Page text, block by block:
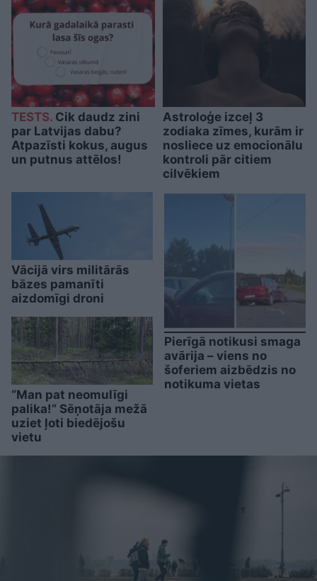
TESTS. Cik daudz zini
par Latvijas dabu?
Atpazīsti kokus, augus
un putnus attēlos!
Astroloģe izceļ 3
zodiaka zīmes, kurām ir
nosliece uz emocionālu
kontroli pār citiem
cilvēkiem
Vācijā virs militārās
bāzes pamanīti
aizdomīgi droni
“Man pat neomulīgi
palika!” Sēņotāja mežā
uziet ļoti biedējošu
vietu
Pierīgā notikusi smaga
avārija – viens no
šoferiem aizbēdzis no
notikuma vietas